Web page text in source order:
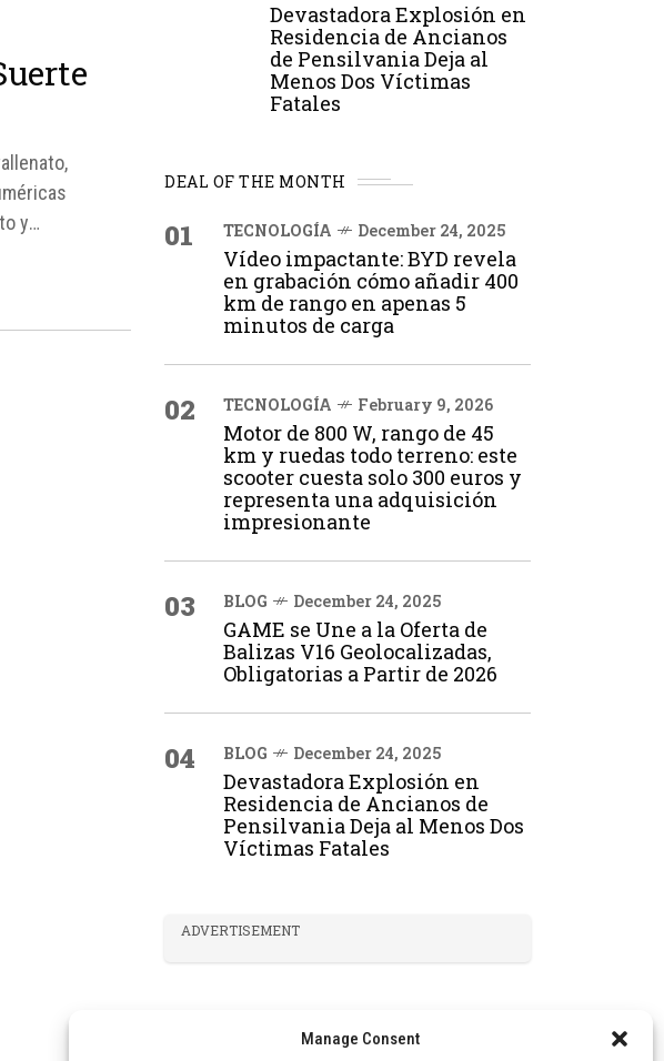
Manage Consent
y
Devastadora Explosión en
Residencia de Ancianos
de Pensilvania Deja al
Menos Dos Víctimas
Fatales
DEAL OF THE MONTH
01 TECNOLOGÍA December 24, 2025
Vídeo impactante: BYD revela
en grabación cómo añadir 400
km de rango en apenas 5
minutos de carga
02 TECNOLOGÍA February 9, 2026
Motor de 800 W, rango de 45
km y ruedas todo terreno: este
scooter cuesta solo 300 euros y
representa una adquisición
impresionante
03 BLOG December 24, 2025
GAME se Une a la Oferta de
Balizas V16 Geolocalizadas,
Obligatorias a Partir de 2026
04 BLOG December 24, 2025
Devastadora Explosión en
Residencia de Ancianos de
Pensilvania Deja al Menos Dos
Víctimas Fatales
ADVERTISEMENT